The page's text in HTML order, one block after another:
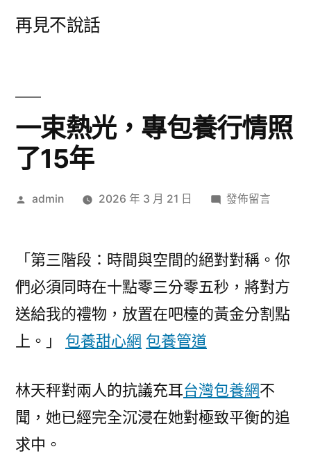
再見不說話
一束熱光，專包養行情照
了15年
作
admin 2026 年 3 月 21 日
在
熱
專
包
照
了
發佈留言
「第三階段：時間與空間的絕對對稱。你
們必須同時在十點零三分零五秒，將對方
送給我的禮物，放置在吧檯的黃金分割點
上。」 包養甜心網 包養管道
林天秤對兩人的抗議充耳台灣包養網不
聞，她已經完全沉浸在她對極致平衡的追
求中。